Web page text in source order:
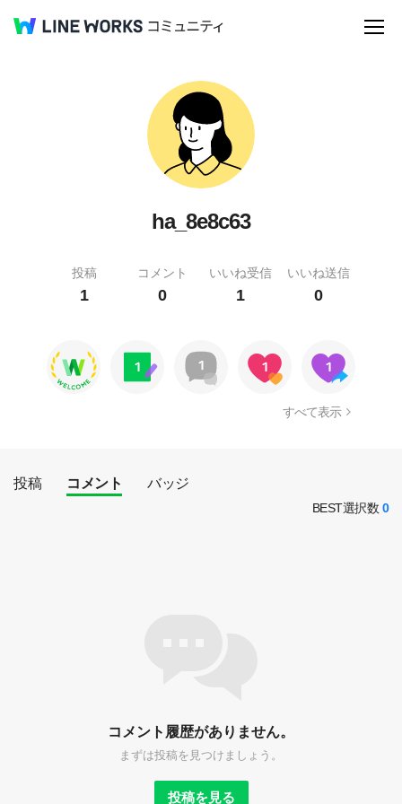
ha_8e8c63
投稿
1
コメント
0
いいね受信
1
いいね送信
0
すべて表示
投稿 コメント バッジ
BEST選択数 0
コメント履歴がありません。
まずは投稿を見つけましょう。
投稿を見る